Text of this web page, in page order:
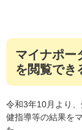
マイナポー
を閲覧でき
令和3年10月より
健指導等の結果を